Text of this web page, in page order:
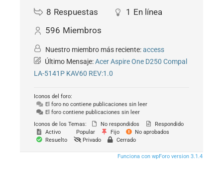
8 Respuestas 1 En línea
596 Miembros
Nuestro miembro más reciente:access
Último Mensaje:Acer Aspire One D250 Compal
LA-5141P KAV60 REV:1.0
Iconos del foro:
El foro no contiene publicaciones sin leer
El foro contiene publicaciones sin leer
Iconos de los Temas:
No respondidos
Respondido
Activo
Popular Fijo
No aprobados
Resuelto
Privado Cerrado
Funciona con wpForo version 3.1.4